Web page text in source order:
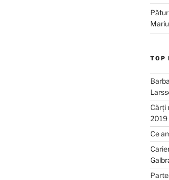
TOP
Cărți
2019
Ce